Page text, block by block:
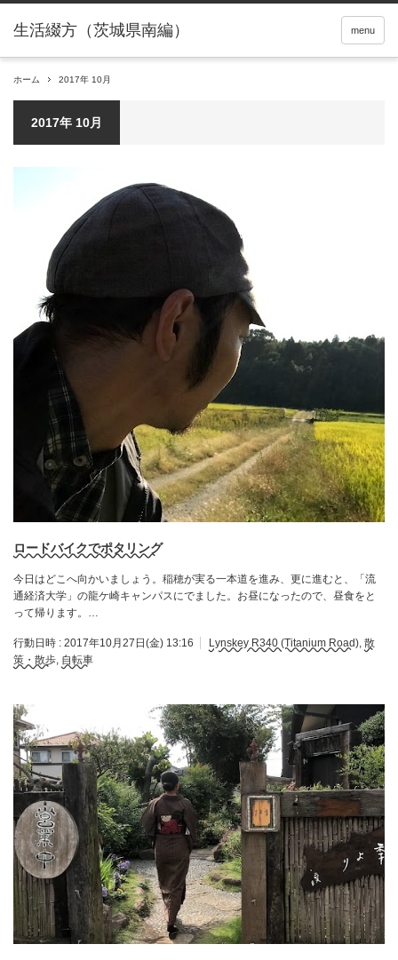
menu
ホーム 2017年 10月
2017年 10月
ロードバイクでポタリング
今日はどこへ向かいましょう。稲穂が実る一本道を進み、更に進むと、「流
通経済大学」の龍ケ崎キャンパスにでました。お昼になったので、昼食をと
って帰ります。…
行動日時 : 2017年10月27日(金) 13:16 Lynskey R340 (Titanium Road), 散
策・散歩, 自転車